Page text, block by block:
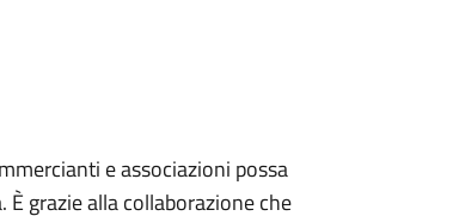
e associazioni possa
grazie alla collaborazione che